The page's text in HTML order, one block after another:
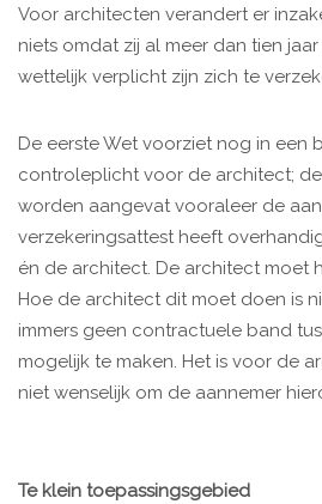
Voor architecten verandert er
niets omdat zij al meer dan tien
wettelijk verplicht zijn zich te
De eerste Wet voorziet nog in een
controleplicht voor de architect;
worden aangevat vooraleer de
verzekeringsattest heeft
én de architect. De architect moet
Hoe de architect dit moet doen is
immers geen contractuele band
mogelijk te maken. Het is voor de
niet wenselijk om de aannemer
Te klein toepassingsgebied